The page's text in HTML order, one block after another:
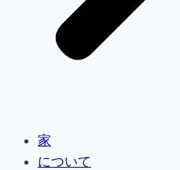
家
について